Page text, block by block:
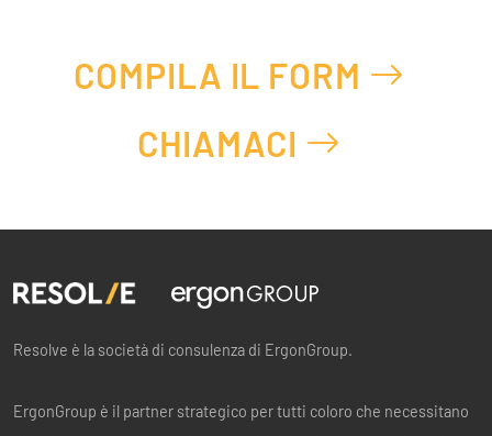
COMPILA IL FORM
CHIAMACI
Resolve è la società di consulenza di ErgonGroup.
ErgonGroup è il partner strategico per tutti coloro che necessitano